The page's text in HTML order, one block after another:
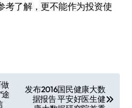
考了解，更不能作为投资使
发布2016国民健康大数
据报告 平安好医生健